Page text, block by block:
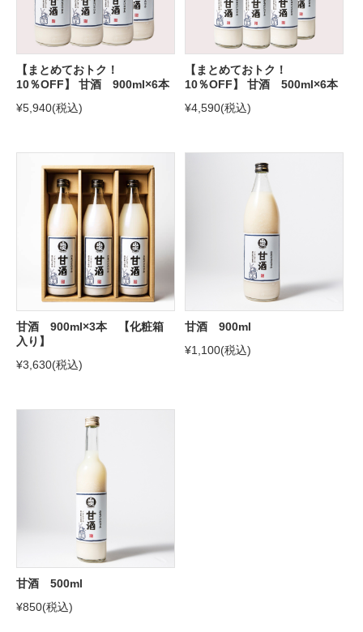
【まとめておトク！
10％OFF】 甘酒 900ml×6本
¥5,940(税込)
【まとめておトク！
10％OFF】 甘酒 500ml×6本
¥4,590(税込)
甘酒 900ml×3本 【化粧箱
入り】
¥3,630(税込)
甘酒 900ml
¥1,100(税込)
甘酒 500ml
¥850(税込)